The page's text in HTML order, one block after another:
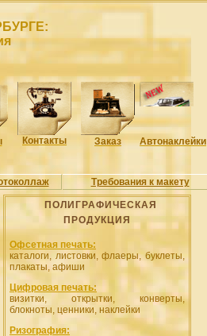
Контакты Заказ Автонаклейки
Требования к макету
ПОЛИГРАФИЧЕСКАЯ
ПРОДУКЦИЯ
Офсетная печать:
каталоги, листовки, флаеры, буклеты,
плакаты, афиши
Цифровая печать:
визитки, открытки, конверты,
блокноты, ценники, наклейки
Ризография: